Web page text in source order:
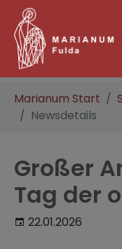
Zum Hauptinhalt
Marianum Start
Newsdetails
Großer
Tag der
22.01.2026